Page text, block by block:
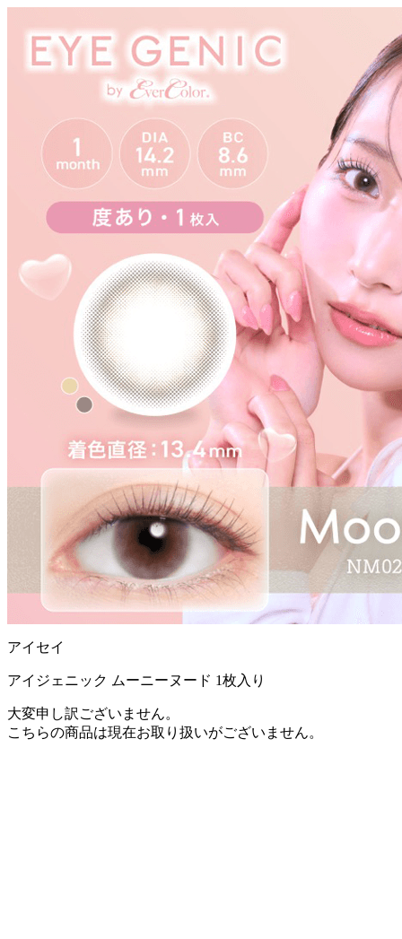
アイセイ
アイジェニック ムーニーヌード 1枚入り
大変申し訳ございません。
こちらの商品は現在お取り扱いがございません。